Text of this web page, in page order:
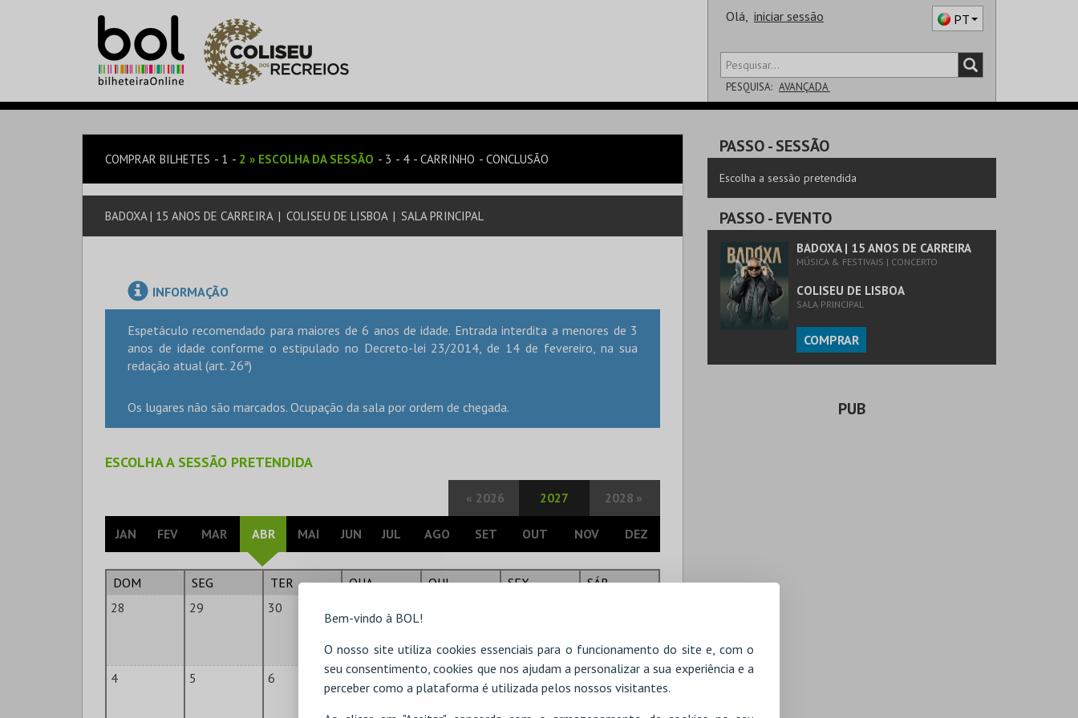
Bem-vindo à BOL!
O nosso site utiliza cookies essenciais para o funcionamento do site e, com o
seu consentimento, cookies que nos ajudam a personalizar a sua experiência e a
perceber como a plataforma é utilizada pelos nossos visitantes.
Olá, iniciar sessão PT
PESQUISA: AVANÇADA
COMPRAR BILHETES 1 2 » ESCOLHA DA SESSÃO 3 4 CARRINHO CONCLUSÃO
BADOXA | 15 ANOS DE CARREIRA | COLISEU DE LISBOA | SALA PRINCIPAL
INFORMAÇÃO
Espetáculo recomendado para maiores de 6 anos de idade. Entrada interdita a menores de 3
anos de idade conforme o estipulado no Decreto-lei 23/2014, de 14 de fevereiro, na sua
redação atual (art. 26ª)
Os lugares não são marcados. Ocupação da sala por ordem de chegada.
ESCOLHA A SESSÃO PRETENDIDA
« 2026 2027 2028 »
JAN FEV MAR ABR MAI JUN JUL AGO SET OUT NOV DEZ
DOM SEG TER QUA QUI SEX
SÁB
28
29 30
4 5 6 7 8 9 10
PASSO- SESSÃO
Escolha a sessão pretendida
PASSO- EVENTO
BADOXA | 15 ANOS DE CARREIRA
MÚSICA & FESTIVAIS | CONCERTO
COLISEU DE LISBOA
SALA PRINCIPAL
COMPRAR
PUB